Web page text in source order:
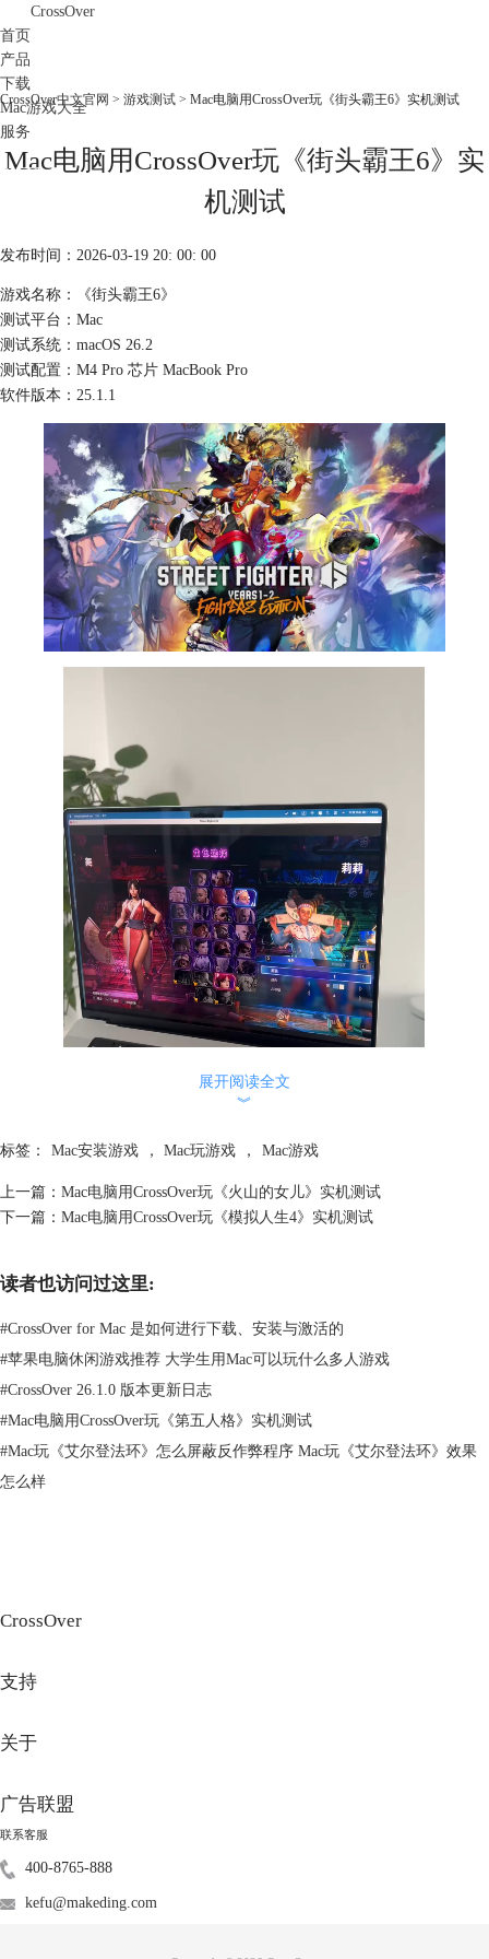
CrossOver
首页
产品
下载
Mac游戏大全
服务
购买
CrossOver中文官网 > 游戏测试 > Mac电脑用CrossOver玩《街头霸王6》实机测试
Mac电脑用CrossOver玩《街头霸王6》实
机测试
发布时间：2026-03-19 20: 00: 00
游戏名称：《街头霸王6》
测试平台：Mac
测试系统：macOS 26.2
测试配置：M4 Pro 芯片 MacBook Pro
软件版本：25.1.1
展开阅读全文
︾
标签： Mac安装游戏 ， Mac玩游戏 ， Mac游戏
上一篇： Mac电脑用CrossOver玩《火山的女儿》实机测试
下一篇： Mac电脑用CrossOver玩《模拟人生4》实机测试
读者也访问过这里:
#CrossOver for Mac 是如何进行下载、安装与激活的
#苹果电脑休闲游戏推荐 大学生用Mac可以玩什么多人游戏
#CrossOver 26.1.0 版本更新日志
#Mac电脑用CrossOver玩《第五人格》实机测试
#Mac玩《艾尔登法环》怎么屏蔽反作弊程序 Mac玩《艾尔登法环》效果
怎么样
CrossOver
支持
关于
广告联盟
联系客服
400-8765-888
kefu@makeding.com